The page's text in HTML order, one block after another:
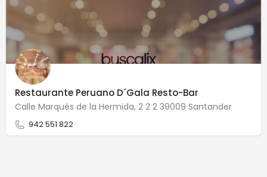
Restaurante Peruano D´Gala Resto-Bar
Calle Marqués de la Hermida, 2 2 2 39009 Santander
942 551 822